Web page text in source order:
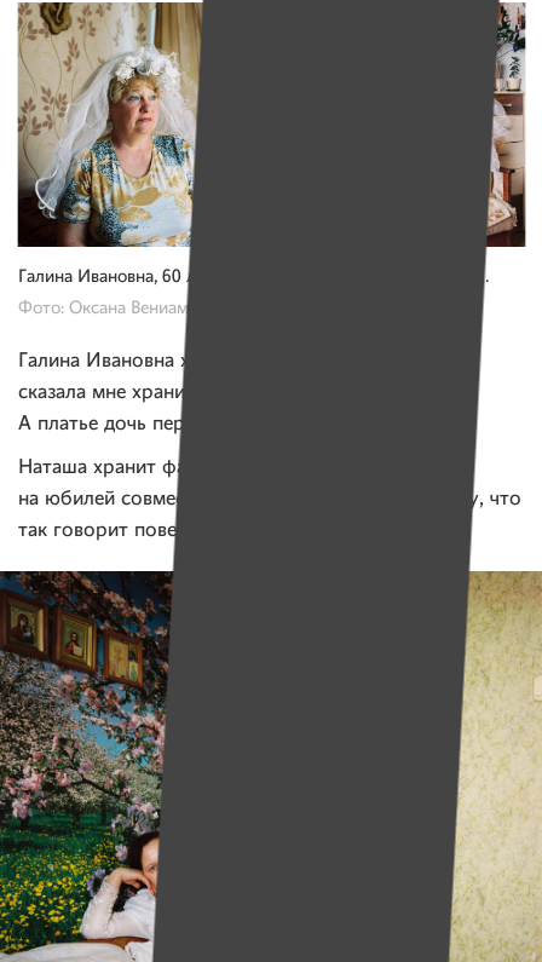
Галина Ивановна, 60 лет (слева), Наташа, 42 года (справа).
Фото: Оксана Вениаминова, «Имена»
Галина Ивановна хранит фату 40 лет. «Бабушка
сказала мне хранить икону и фату. В фату я верю.
А платье дочь перешила в платья для кукол.»
Наташа хранит фату 21 год. «Надевала фату
на юбилей совместной жизни. А храню ее потому, что
так говорит поверье».